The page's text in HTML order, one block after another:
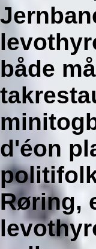
både
d'éon
Røring,